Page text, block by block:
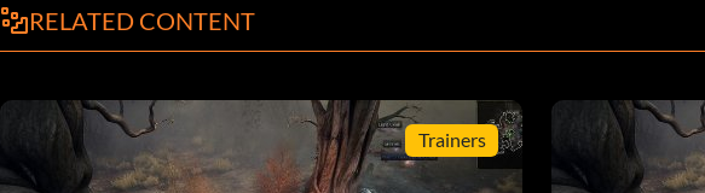
RELATED CONTENT
Trainers